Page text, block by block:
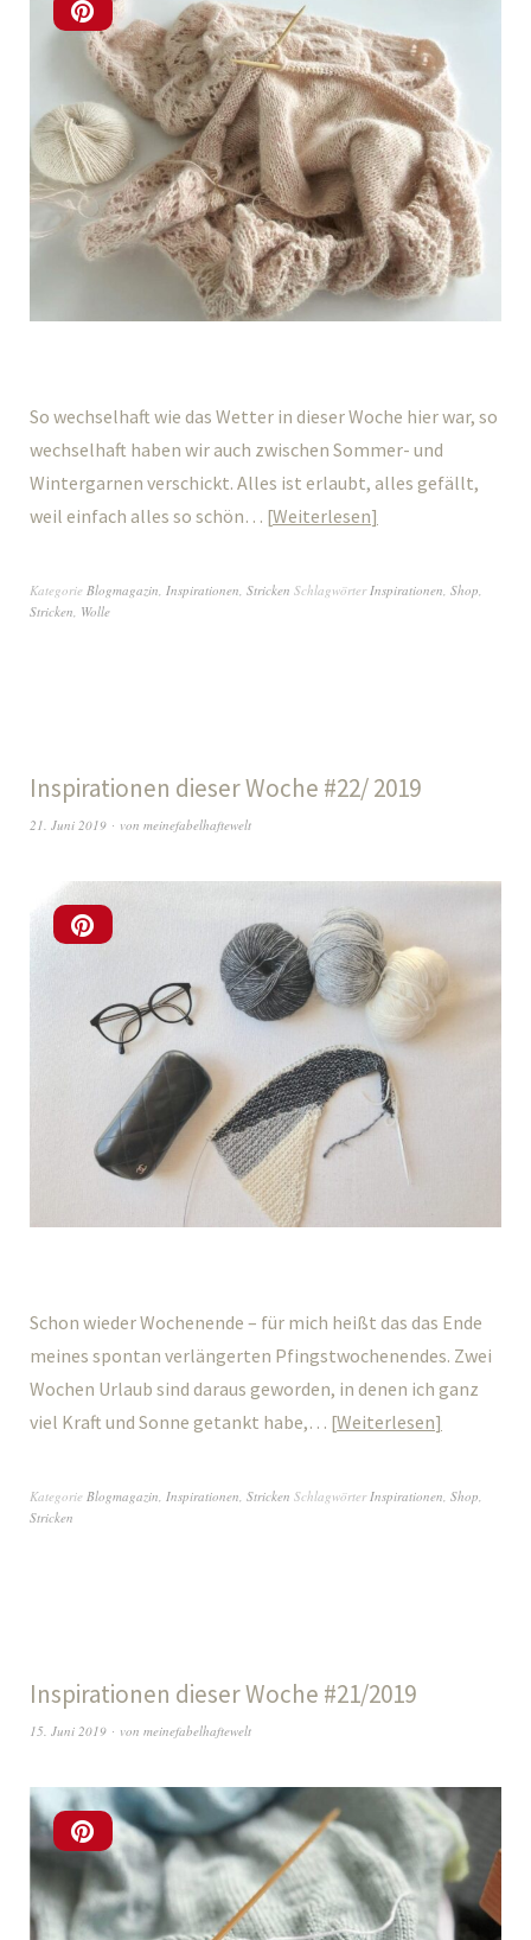
So wechselhaft wie das Wetter in dieser Woche hier war, so
wechselhaft haben wir auch zwischen Sommer- und
Wintergarnen verschickt. Alles ist erlaubt, alles gefällt,
weil einfach alles so schön… Weiterlesen
Kategorie Blogmagazin, Inspirationen, Stricken SchlagwörterInspirationen, Shop,
Stricken, Wolle
Inspirationen dieser Woche #22/ 2019
21. Juni 2019 von meinefabelhaftewelt
Schon wieder Wochenende – für mich heißt das das Ende
meines spontan verlängerten Pfingstwochenendes. Zwei
Wochen Urlaub sind daraus geworden, in denen ich ganz
viel Kraft und Sonne getankt habe,… Weiterlesen
Kategorie Blogmagazin, Inspirationen, Stricken SchlagwörterInspirationen, Shop,
Stricken
Inspirationen dieser Woche #21/2019
15. Juni 2019 von meinefabelhaftewelt